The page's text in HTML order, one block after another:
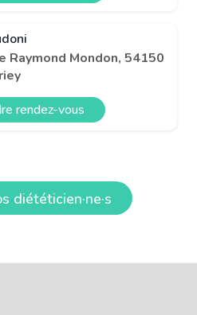
Raymond Mondon, 54150
rendez-vous
diététicien·ne·s